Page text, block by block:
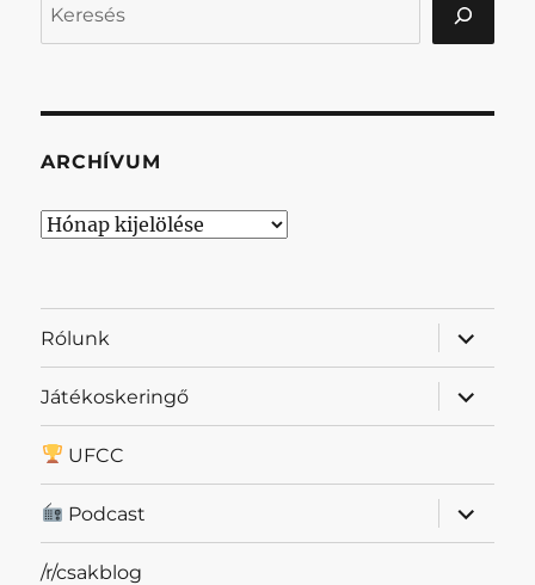
ARCHÍVUM
Archívum
Rólunk
almenü
Játékoskeringő
almenü
UFCC
Podcast
almenü
/r/csakblog